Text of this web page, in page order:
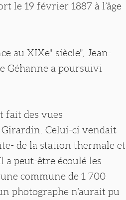
le 19 février 1887 à l’âge
au XIXe" siècle", Jean-
Géhanne a poursuivi
fait des vues
Girardin. Celui-ci vendait
de la station thermale et
a peut-être écoulé les
commune de 1 700
photographe n’aurait pu